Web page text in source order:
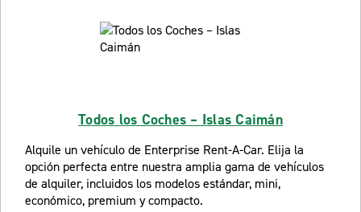
Todos los Coches – Islas Caimán
Alquile un vehículo de Enterprise Rent-A-Car. Elija la
opción perfecta entre nuestra amplia gama de vehículos
de alquiler, incluidos los modelos estándar, mini,
económico, premium y compacto.